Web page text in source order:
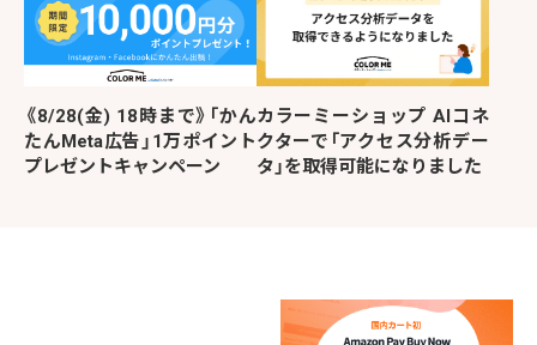
《8/28(金) 18時まで》「かん
たんMeta広告」1万ポイント
プレゼントキャンペーン
カラーミーショップ AIコネ
クターで「アクセス分析デー
タ」を取得可能になりました